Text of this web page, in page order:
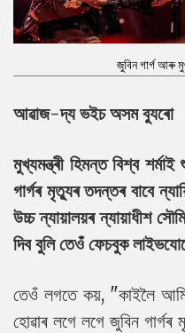
জুবিন গাৰ্গ আৰু
আৱাজ-দ্য ভইচ অসম ব্যুৰো
মুখ্যমন্ত্ৰী হিমন্ত বিশ্ব
গাৰ্গৰ মৃত্যুৰ তদন্তৰ বাবে
উচ্চ ন্যায়ালয়ৰ ন্যায়াধীশ
দিব বুলি তেওঁ ফেচবুক
তেওঁ লগতে কয়, "কাইলৈ
হোৱাৰ লগে লগে জুবিন